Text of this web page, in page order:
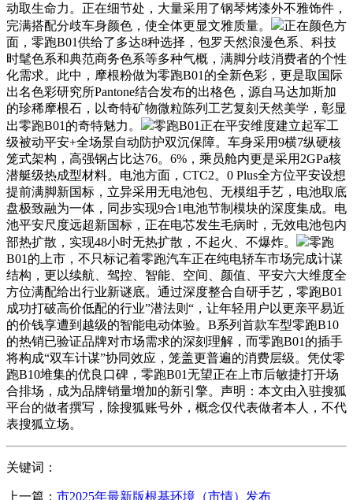
动取生命力。正在细节处，大量采用了钢琴烤漆外不雅饰件，
完满搭配分歧车身颜色，使全体更显文雅质量。
正在颜色方
面，零跑B01供给了多达8种选择，包罗天然浪漫色系、科技
时髦色系和典范商务色系等多种气概，满脚分歧消费者的个性
化需求。此中，摩根粉做为零跑B01的全新色彩，更是取国际
出名色彩研究所Pantone结合发布的出格色，源自马达加斯加
的珍稀摩根石，以奇特矿物微粒陈列工艺复刻天然美学，彰显
出零跑B01的奇特魅力。
零跑B01正在平安维度建立起军工
级被动平安+全场景自动防护双沉保障。车身采用9横7纵硬核
笼式架构，高强钢占比达76。6%，乘员舱内更是采用2GPa核
潜艇级热成型材料。电池方面，CTC2。0 Plus全方位平安设想
提前满脚新国标，立异采用无电池包、无模组手艺，电池取底
盘极致融为一体，同步实现9合1电池节制模块的深度集成。电
池平安尺度远超新国标，正在电芯发生毛病时，无效电池包内
部热扩散，实现48小时无热扩散，不起火、不爆炸。
零跑
B01的上市，不只标记着零跑汽车正在纯电轿车市场完成计谋
结构，更以续航、驾控、智能、空间、颜值、平安六大维度全
方位满配给出行业新谜底。通过深度整合自研手艺，零跑B01
成功打破高价低配的行业”潜法则“，让年轻用户以更亲平易近
的价钱享遭到越级的智能电动体验。B系列首款车型零跑B10
的热销已验证品牌对市场需求的深刻理解，而零跑B01的插手
将构成“双车计谋”协同效应，笼盖更普遍的消费层级。凭仗零
跑B10堆集的优良口碑，零跑B01无望正在上市后敏捷打开场
合排场，成为品牌销量增加的新引擎。声明：本文由入驻搜狐
平台的做者撰写，除搜狐账号外，概念仅代表做者本人，不代
表搜狐立场。
关键词：
上一篇： 市2025年最新版根基环境（市情）发布